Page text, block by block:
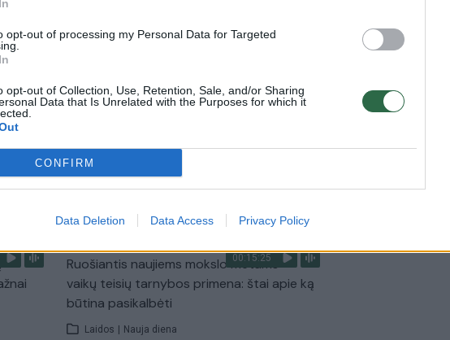
opt-out of processing my Personal Data for Targeted
opt-out of Collection, Use, Retention, Sale, and/or Sharing
Data that Is Unrelated with the Purposes for which it
CONFIRM
Data Deletion Data Access Privacy Policy
Nyderlanduose apgynė čempionų vardą
00:15:25
Ruošiantis naujiems mokslo metams –
vaikų teisių tarnybos primena: štai apie ką
būtina pasikalbėti
Laidos | Nauja diena